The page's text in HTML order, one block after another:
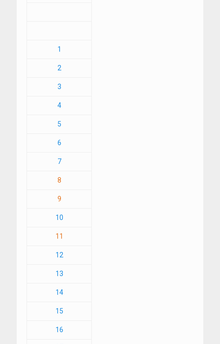
1
2
3
4
5
6
7
8
9
10
11
12
13
14
15
16